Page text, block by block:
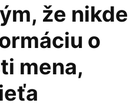
že nikde
o
mena,